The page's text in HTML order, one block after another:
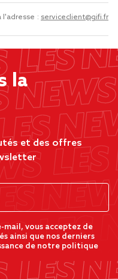
l'adresse : serviceclient@gifi.fr
la
et des offres
mail, vous acceptez de
ainsi que nos derniers
de notre politique